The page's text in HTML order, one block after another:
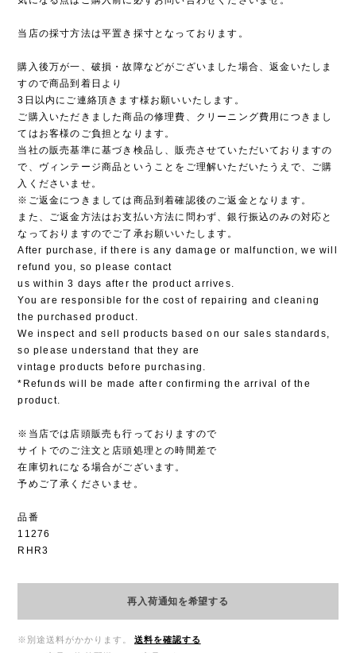
当店の採寸方法は平置き採寸となっております。
購入後万が一、破損・故障などがございました場合、返金いたしま
すので商品到着日より
3日以内にご連絡頂きます様お願いいたします。
ご購入いただきました商品の修理費、クリーニング費用につきまし
てはお客様のご負担となります。
当社の販売基準に基づき検品し、販売させていただいておりますの
で、ヴィンテージ商品ということをご理解いただいたうえで、ご購
入くださいませ。
※ご返金につきましては商品到着確認後のご返金となります。
また、ご返金方法はお支払い方法に問わず、銀行振込のみの対応と
なっておりますのでご了承お願いいたします。
After purchase, if there is any damage or malfunction, we will
refund you, so please contact
us within 3 days after the product arrives.
You are responsible for the cost of repairing and cleaning
the purchased product.
We inspect and sell products based on our sales standards,
so please understand that they are
vintage products before purchasing.
*Refunds will be made after confirming the arrival of the
product.
※当店では店頭販売も行っておりますので
サイトでのご注文と店頭処理との時間差で
在庫切れになる場合がございます。
予めご了承くださいませ。
品番
11276
RHR3
再入荷通知を希望する
※別途送料がかかります。
送料を確認する